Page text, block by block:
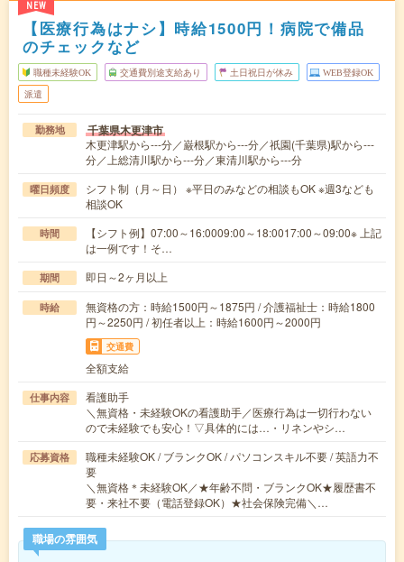
NEW
【医療行為はナシ】時給1500円！病院で備品
のチェックなど
職種未経験OK 交通費別途支給あり 土日祝日が休み WEB登録OK
派遣
勤務地 千葉県木更津市
木更津駅から---分／巌根駅から---分／祇園(千葉県)駅から---
分／上総清川駅から---分／東清川駅から---分
曜日頻度
シフト制（月～日） ※平日のみなどの相談もOK ※週3なども
相談OK
時間
【シフト例】07:00～16:0009:00～18:0017:00～09:00※ 上記
は一例です！そ…
期間 即日～2ヶ月以上
時給
無資格の方：時給1500円～1875円 / 介護福祉士：時給1800
円～2250円 / 初任者以上：時給1600円～2000円
交通費
全額支給
仕事内容
看護助手
＼無資格・未経験OKの看護助手／医療行為は一切行わない
ので未経験でも安心！▽具体的には…・リネンやシ…
応募資格
職種未経験OK / ブランクOK / パソコンスキル不要 / 英語力不
要
＼無資格＊未経験OK／★年齢不問・ブランクOK★履歴書不
要・来社不要（電話登録OK）★社会保険完備＼…
職場の雰囲気